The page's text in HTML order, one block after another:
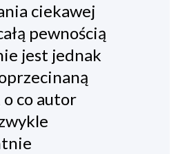
ciekawej
pewnością
jest jednak
o co autor